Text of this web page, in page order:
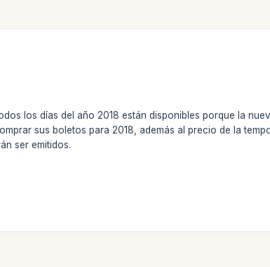
los días del año 2018 están disponibles porque la
sus boletos para 2018, además al precio de la
ser emitidos.